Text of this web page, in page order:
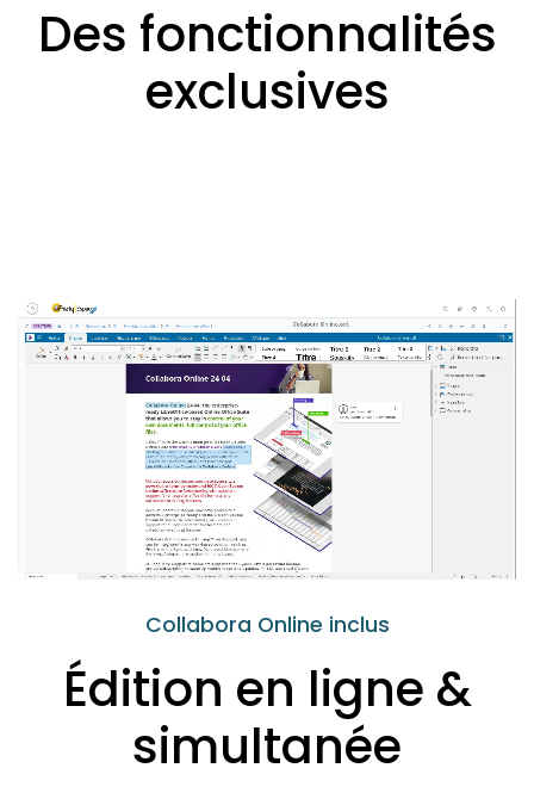
Des fonctionnalités
exclusives
Collabora Online inclus
Édition en ligne &
simultanée